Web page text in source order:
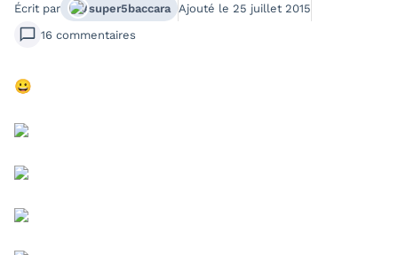
Écrit par super5baccara Ajouté le 25 juillet 2015
16 commentaires
😀